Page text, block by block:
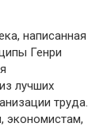
написанная
Генри
лучших
труда.
экономистам,